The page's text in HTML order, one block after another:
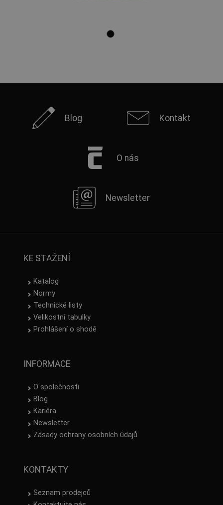
Blog Kontakt
O nás
Newsletter
KE STAŽENÍ
Katalog
Normy
Technické listy
Velikostní tabulky
Prohlášení o shodě
INFORMACE
O společnosti
Blog
Kariéra
Newsletter
Zásady ochrany osobních údajů
KONTAKTY
Seznam prodejců